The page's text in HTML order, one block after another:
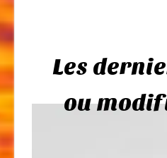
Les
ou